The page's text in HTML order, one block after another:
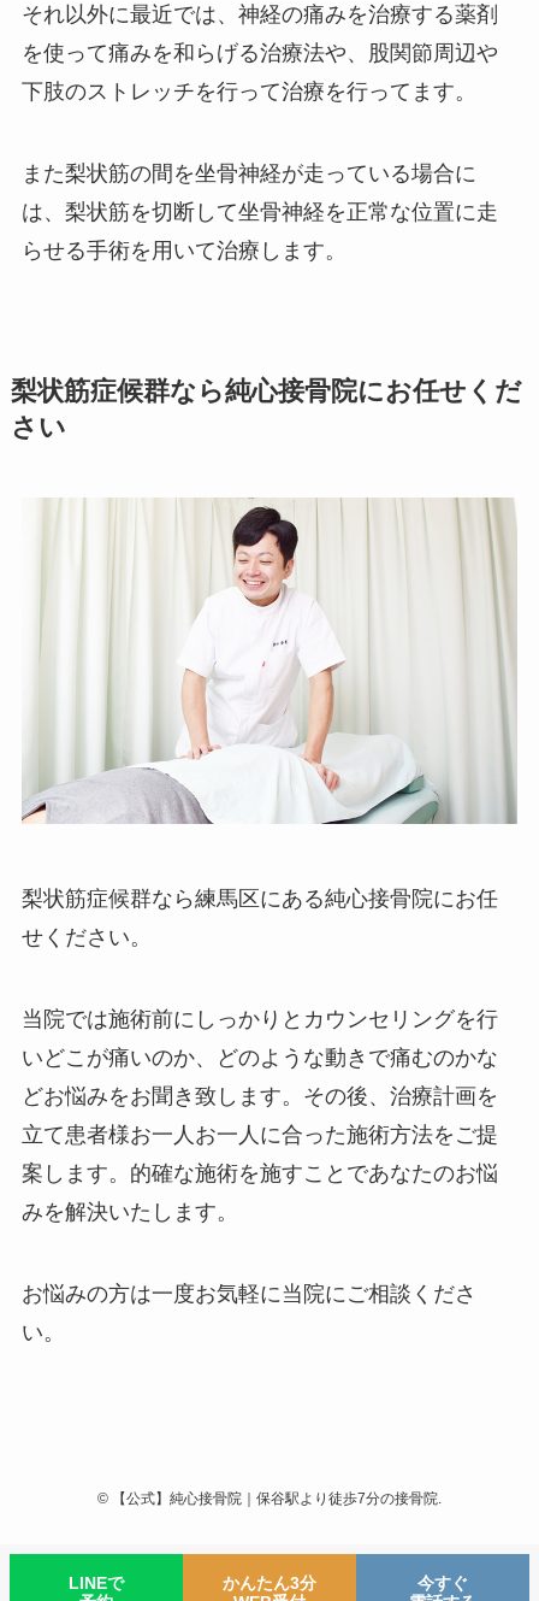
それ以外に最近では、神経の痛みを治療する薬剤
を使って痛みを和らげる治療法や、股関節周辺や
下肢のストレッチを行って治療を行ってます。
また梨状筋の間を坐骨神経が走っている場合に
は、梨状筋を切断して坐骨神経を正常な位置に走
らせる手術を用いて治療します。
梨状筋症候群なら純心接骨院にお任せくだ
さい
梨状筋症候群なら練馬区にある純心接骨院にお任
せください。
当院では施術前にしっかりとカウンセリングを行
いどこが痛いのか、どのような動きで痛むのかな
どお悩みをお聞き致します。その後、治療計画を
立て患者様お一人お一人に合った施術方法をご提
案します。的確な施術を施すことであなたのお悩
みを解決いたします。
お悩みの方は一度お気軽に当院にご相談くださ
い。
© 【公式】純心接骨院｜保谷駅より徒歩7分の接骨院.
LINEで
かんたん3分
今すぐ